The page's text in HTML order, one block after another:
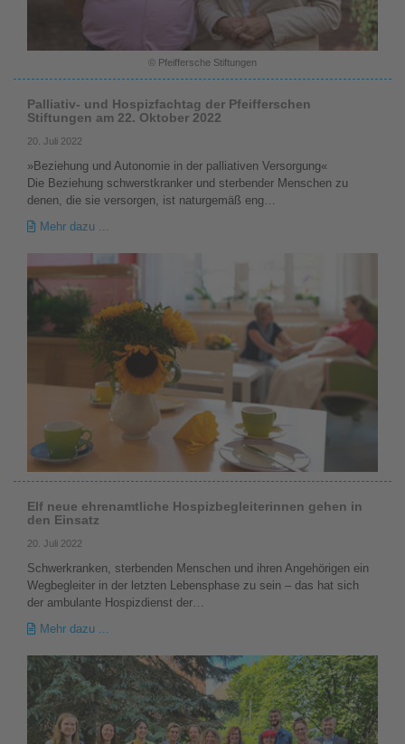
© Pfeiffersche Stiftungen
Palliativ- und Hospizfachtag der Pfeifferschen
Stiftungen am 22. Oktober 2022
20. Juli 2022
»Beziehung und Autonomie in der palliativen Versorgung«
Die Beziehung schwerstkranker und sterbender Menschen zu
denen, die sie versorgen, ist naturgemäß eng…
Mehr dazu ...
Elf neue ehrenamtliche Hospizbegleiterinnen gehen in
den Einsatz
20. Juli 2022
Schwerkranken, sterbenden Menschen und ihren Angehörigen ein
Wegbegleiter in der letzten Lebensphase zu sein – das hat sich
der ambulante Hospizdienst der…
Mehr dazu ...